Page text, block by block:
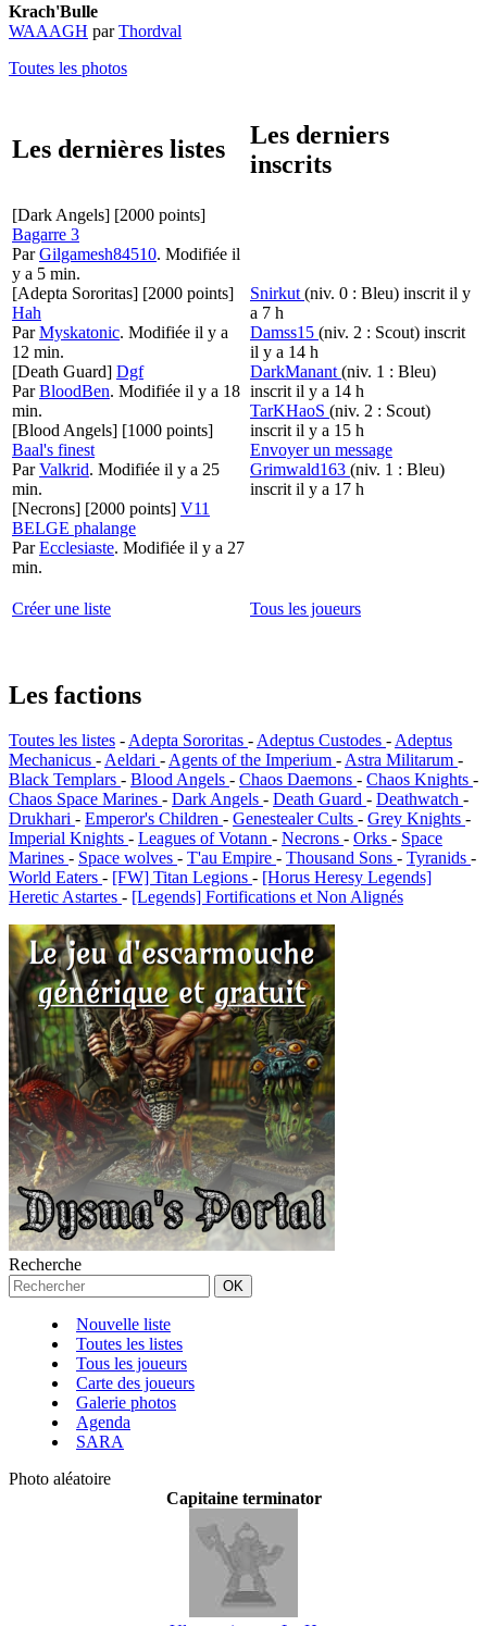
Krach'Bulle
WAAAGH parThordval
Toutes les photos
Les dernières listes
Les derniers
inscrits
[Dark Angels] [2000 points]
Bagarre 3
ParGilgamesh84510. Modifiée il
y a 5 min.
[Adepta Sororitas] [2000 points]
Hah
ParMyskatonic. Modifiée il y a
12 min.
[Death Guard] Dgf
ParBloodBen. Modifiée il y a 18
min.
[Blood Angels] [1000 points]
Baal's finest
ParValkrid. Modifiée il y a 25
min.
[Necrons] [2000 points] V11
BELGE phalange
ParEcclesiaste. Modifiée il y a 27
min.
Snirkut (niv. 0 : Bleu) inscrit il y
a 7 h
Damss15 (niv. 2 : Scout) inscrit
il y a 14 h
DarkManant (niv. 1 : Bleu)
inscrit il y a 14 h
TarKHaoS (niv. 2 : Scout)
inscrit il y a 15 h
Envoyer un message
Grimwald163 (niv. 1 : Bleu)
inscrit il y a 17 h
Créer une liste Tous les joueurs
Les factions
Toutes les listes -Adepta Sororitas -Adeptus Custodes -Adeptus
Mechanicus -Aeldari -Agents of the Imperium -Astra Militarum -
Black Templars - Blood Angels - Chaos Daemons - Chaos Knights -
Chaos Space Marines - Dark Angels - Death Guard - Deathwatch -
Drukhari - Emperor's Children - Genestealer Cults - Grey Knights -
Imperial Knights - Leagues of Votann - Necrons - Orks - Space
Marines - Space wolves - T'au Empire - Thousand Sons - Tyranids -
World Eaters - [FW] Titan Legions - [Horus Heresy Legends]
Heretic Astartes - [Legends] Fortifications et Non Alignés
Recherche
Nouvelle liste
Toutes les listes
Tous les joueurs
Carte des joueurs
Galerie photos
Agenda
SARA
Photo aléatoire
Capitaine terminator